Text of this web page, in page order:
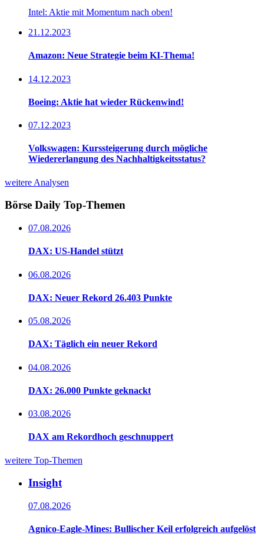
Intel: Aktie mit Momentum nach oben!
21.12.2023
Amazon: Neue Strategie beim KI-Thema!
14.12.2023
Boeing: Aktie hat wieder Rückenwind!
07.12.2023
Volkswagen: Kurssteigerung durch mögliche
Wiedererlangung des Nachhaltigkeitsstatus?
weitere Analysen
Börse Daily Top-Themen
07.08.2026
DAX: US-Handel stützt
06.08.2026
DAX: Neuer Rekord 26.403 Punkte
05.08.2026
DAX: Täglich ein neuer Rekord
04.08.2026
DAX: 26.000 Punkte geknackt
03.08.2026
DAX am Rekordhoch geschnuppert
weitere Top-Themen
Insight
07.08.2026
Agnico-Eagle-Mines: Bullischer Keil erfolgreich aufgelöst